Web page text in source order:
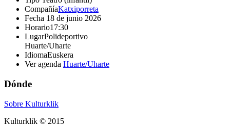
CompañíaKatxiporreta
Fecha 18 de junio 2026
Horario17:30
LugarPolideportivo
Huarte/Uharte
IdiomaEuskera
Ver agenda Huarte/Uharte
Dónde
Sobre Kulturklik
Kulturklik © 2015